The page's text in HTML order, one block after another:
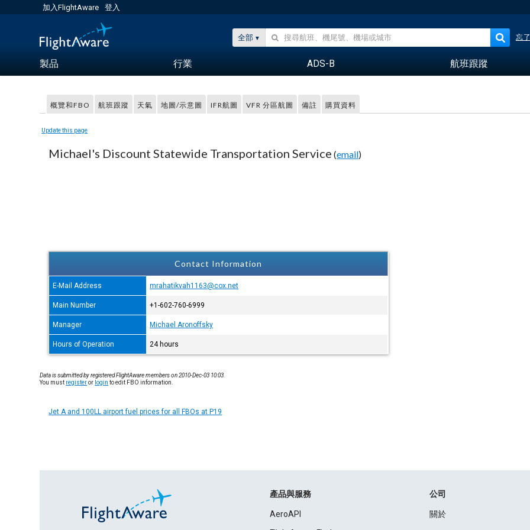
加入FlightAware 登入
全部 忘
製品 行業 ADS-B 航班跟蹤
概覽和FBO 航班跟蹤 天氣 地圖/示意圖 IFR航圖 VFR 分區航圖 備註 購買資料
Update this page
Michael's Discount Statewide Transportation Service (email)
Contact Information
E-Mail Address mrahatikvah1163@cox.net
Main Number +1-602-760-6999
Manager Michael Aronoffsky
Hours of Operation 24 hours
Data is submitted by registered FlightAware members on 2010-Dec-03 10:03.
You must registeror login to edit FBO information.
Jet A and 100LL airport fuel prices for all FBOs at P19
產品與服務
AeroAPI
公司
關於